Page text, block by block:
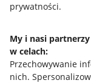
prywatności.
My i nasi
w celach:
Przechowywanie
nich.
Jak to działa
Allegro Gadane dla
Allegro Gadane